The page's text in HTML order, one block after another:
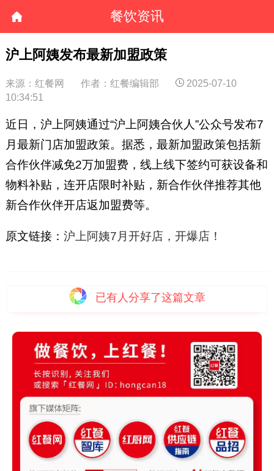
餐饮资讯
沪上阿姨发布最新加盟政策
来源：红餐网 作者：红餐编辑部
2025-07-10
10:34:51
近日，沪上阿姨通过“沪上阿姨合伙人”公众号发布7
月最新门店加盟政策。据悉，最新加盟政策包括新
合作伙伴减免2万加盟费，线上线下签约可获设备和
物料补贴，连开店限时补贴，新合作伙伴推荐其他
新合作伙伴开店返加盟费等。
原文链接： 沪上阿姨7月开好店，开爆店！
已有 人分享了这篇文章